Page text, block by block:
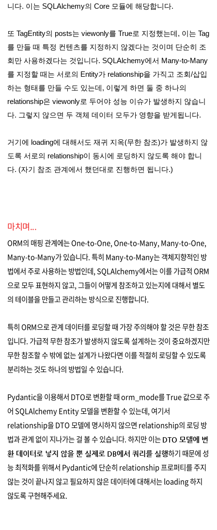
니다. 이는 SQLAlchemy의 Core 모듈에 해당합니다.
또 TagEntity의 posts는 viewonly를 True로 지정했는데, 이는 Tag
를 만들 때 특정 컨텐츠를 지정하지 않겠다는 것이며 단순히 조
회만 사용하겠다는 것입니다. SQLAlchemy에서 Many-to-Many
를 지정할 때는 서로의 Entity가 relationship을 가직고 조회/삽입
하는 형태를 만들 수도 있는데, 이렇게 하면 둘 중 하나의
relationship은 viewonly로 두어야 성능 이슈가 발생하지 않습니
다. 그렇지 않으면 두 객체 데이터 모두가 영향을 받게됩니다.
거기에 loading에 대해서도 재귀 지옥(무한 참조)가 발생하지 않
도록 서로의 relationship이 동시에 로딩하지 않도록 해야 합니
다. (자기 참조 관계에서 했던대로 진행하면 됩니다.)
마치며...
ORM의 매핑 관계에는 One-to-One, One-to-Many, Many-to-One,
Many-to-Many가 있습니다. 특히 Many-to-Many는 객체지향적인 방
법에서 주로 사용하는 방법인데, SQLAlchemy에서는 이를 가급적 ORM
으로 모두 표현하지 않고, 그들이 어떻게 참조하고 있는지에 대해서 별도
의 테이블을 만들고 관리하는 방식으로 진행합니다.
특히 ORM으로 관계 데이터를 로딩할 때 가장 주의해야 할 것은 무한 참조
입니다. 가급적 무한 참조가 발생하지 않도록 설계하는 것이 중요하겠지만
무한 참조할 수 밖에 없는 설계가 나왔다면 이를 적절히 로딩할 수 있도록
분리하는 것도 하나의 방법일 수 있습니다.
Pydantic을 이용해서 DTO로 변환할 때 orm_mode를 True 값으로 주
어 SQLAlchemy Entity 모델을 변환할 수 있는데, 여기서
relationship을 DTO 모델에 명시하지 않으면 relationship의 로딩 방
법과 관계 없이 지나가는 걸 볼 수 있습니다. 하지만 이는 DTO 모델에 변
환 데이터로 넣지 않을 뿐 실제로 DB에서 쿼리를 실행하기 때문에 성
능 최적화를 위해서 Pydantic에 단순히 relationship 프로퍼티를 주지
않는 것이 끝나지 않고 필요하지 않은 데이터에 대해서는 loading 하지
않도록 구현해주세요.